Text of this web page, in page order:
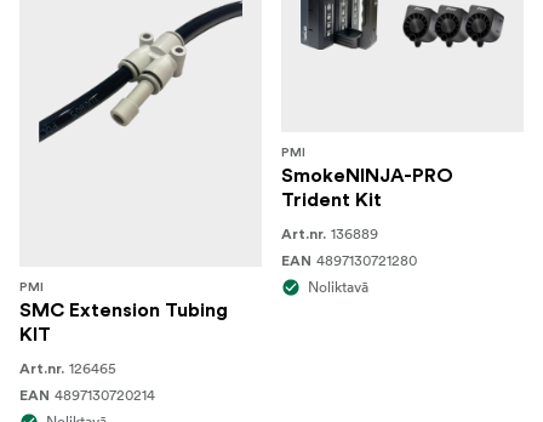
PMI
SMC Extension Tubing
KIT
Art.nr. 126465
EAN 4897130720214
PMI
SmokeNINJA-PRO
Trident Kit
Art.nr. 136889
EAN 4897130721280
Noliktavā